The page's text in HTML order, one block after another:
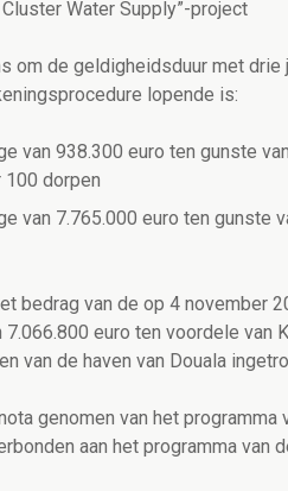
Water Supply”-project
om de geldigheidsduur met
lopende is:
van 938.300 euro ten gunste
dorpen
van 7.765.000 euro ten gunste
bedrag van de op 4 november
euro ten voordele van
van de haven van Douala
genomen van het programma
aan het programma van